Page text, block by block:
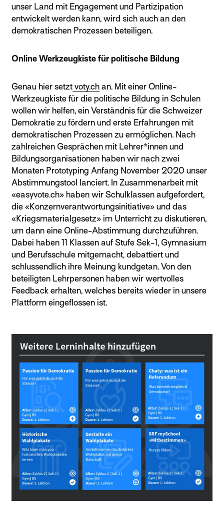
unser Land mit Engagement und Partizipation
entwickelt werden kann, wird sich auch an den
demokratischen Prozessen beteiligen.
Online Werkzeugkiste für politische Bildung
Genau hier setzt voty.ch an. Mit einer Online-
Werkzeugkiste für die politische Bildung in Schulen
wollen wir helfen, ein Verständnis für die Schweizer
Demokratie zu fördern und erste Erfahrungen mit
demokratischen Prozessen zu ermöglichen. Nach
zahlreichen Gesprächen mit Lehrer*innen und
Bildungsorganisationen haben wir nach zwei
Monaten Prototyping Anfang November 2020 unser
Abstimmungstool lanciert. In Zusammenarbeit mit
«easyvote.ch» haben wir Schulklassen aufgefordert,
die «Konzernverantwortungsinitiative» und das
«Kriegsmaterialgesetz» im Unterricht zu diskutieren,
um dann eine Online-Abstimmung durchzuführen.
Dabei haben 11 Klassen auf Stufe Sek-1, Gymnasium
und Berufsschule mitgemacht, debattiert und
schlussendlich ihre Meinung kundgetan. Von den
beteiligten Lehrpersonen haben wir wertvolles
Feedback erhalten, welches bereits wieder in unsere
Plattform eingeflossen ist.